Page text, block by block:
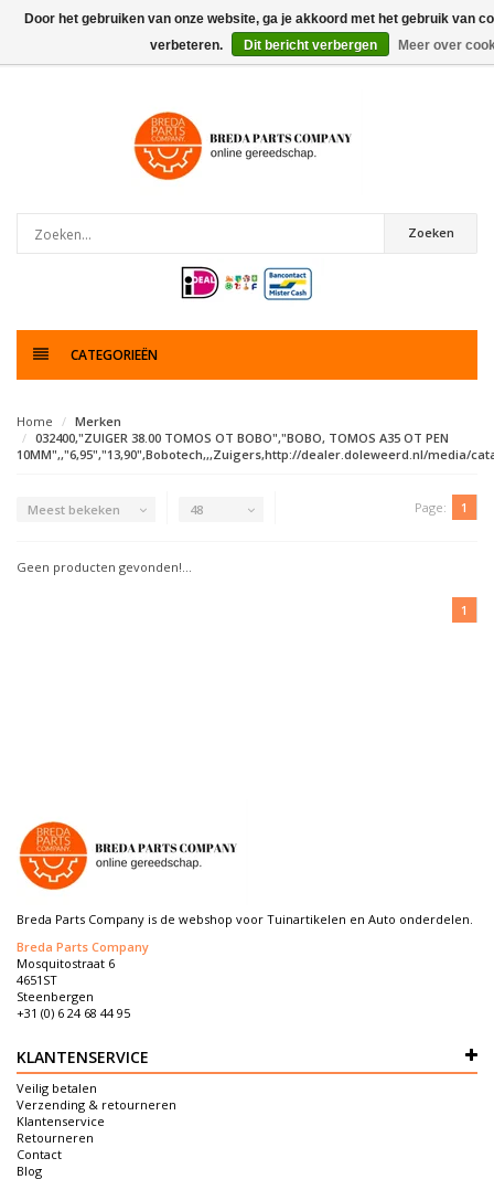
artikelen
Zoeken
CATEGORIEËN
Home
Merken
032400,"ZUIGER 38.00 TOMOS OT BOBO","BOBO, TOMOS A35 OT PEN
10MM",,"6,95","13,90",Bobotech,,,Zuigers,http://dealer.doleweerd.nl/media/
Meest bekeken 48 Page: 1
Geen producten gevonden!...
1
Breda Parts Company is de webshop voor Tuinartikelen en Auto onderdelen.
Breda Parts Company
Mosquitostraat 6
4651ST
Steenbergen
+31 (0) 6 24 68 44 95
KLANTENSERVICE
Veilig betalen
Verzending & retourneren
Klantenservice
Retourneren
Contact
Blog
Door het gebruiken van onze website, ga je akkoord met het gebruik van
verbeteren.
Dit bericht verbergen Meer over